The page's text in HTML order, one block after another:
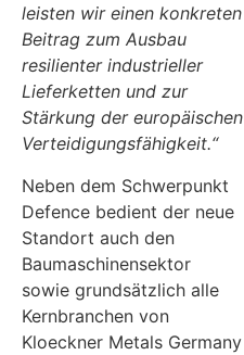
leisten wir einen konkreten
Beitrag zum Ausbau
resilienter industrieller
Lieferketten und zur
Stärkung der europäischen
Verteidigungsfähigkeit.“
Neben dem Schwerpunkt
Defence bedient der neue
Standort auch den
Baumaschinensektor
sowie grundsätzlich alle
Kernbranchen von
Kloeckner Metals Germany